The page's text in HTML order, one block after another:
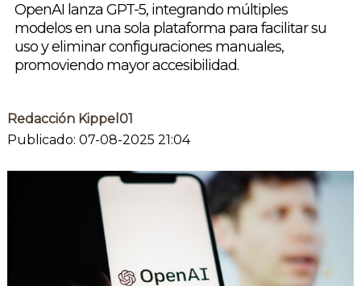
OpenAI lanza GPT-5, integrando múltiples
modelos en una sola plataforma para facilitar su
uso y eliminar configuraciones manuales,
promoviendo mayor accesibilidad.
Redacción Kippel01
Publicado: 07-08-2025 21:04